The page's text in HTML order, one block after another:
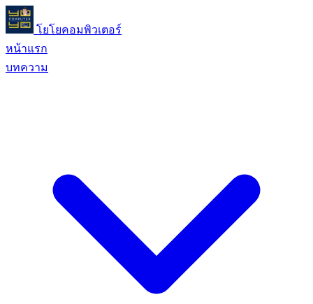
โยโยคอมพิวเตอร์
หน้าแรก
บทความ